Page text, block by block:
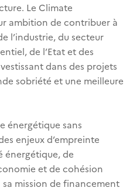
Le Climate
ambition de contribuer à
l’industrie, du secteur
de l’Etat et des
dans des projets
sobriété et une meilleure
énergétique sans
enjeux d’empreinte
énergétique, de
et de cohésion
mission de financement